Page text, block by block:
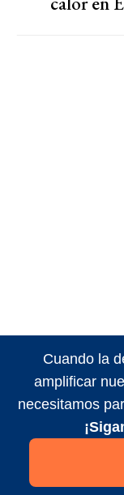
Cuando la
amplificar
necesitamos